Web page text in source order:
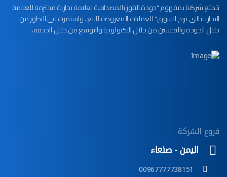
تتمتع شركتنا بمفهوم "جودة الفوز بالمصداقية لعلامة تجارية محترمة للعلامة
التجارية التي تربح السوق" للعمليات المعروضة للبيع ، واستمرت في التطور من
خلال الجودة والتحسين من خلال التكنولوجيا والتوسع من خلال الخدمة.
فروع الشركة
اليمن - صنعاء
00967777738151